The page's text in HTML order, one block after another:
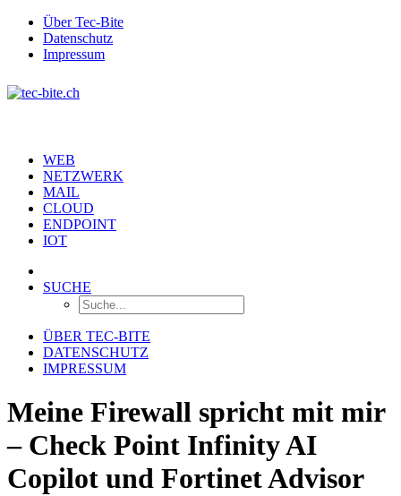
Über Tec-Bite
Datenschutz
Impressum
WEB
NETZWERK
MAIL
CLOUD
ENDPOINT
IOT
SUCHE
ÜBER TEC-BITE
DATENSCHUTZ
IMPRESSUM
Meine Firewall spricht mit mir
– Check Point Infinity AI
Copilot und Fortinet Advisor